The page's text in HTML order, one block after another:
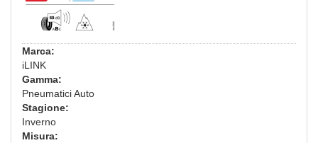
Marca:
iLINK
Gamma:
Pneumatici Auto
Stagione:
Inverno
Misura: